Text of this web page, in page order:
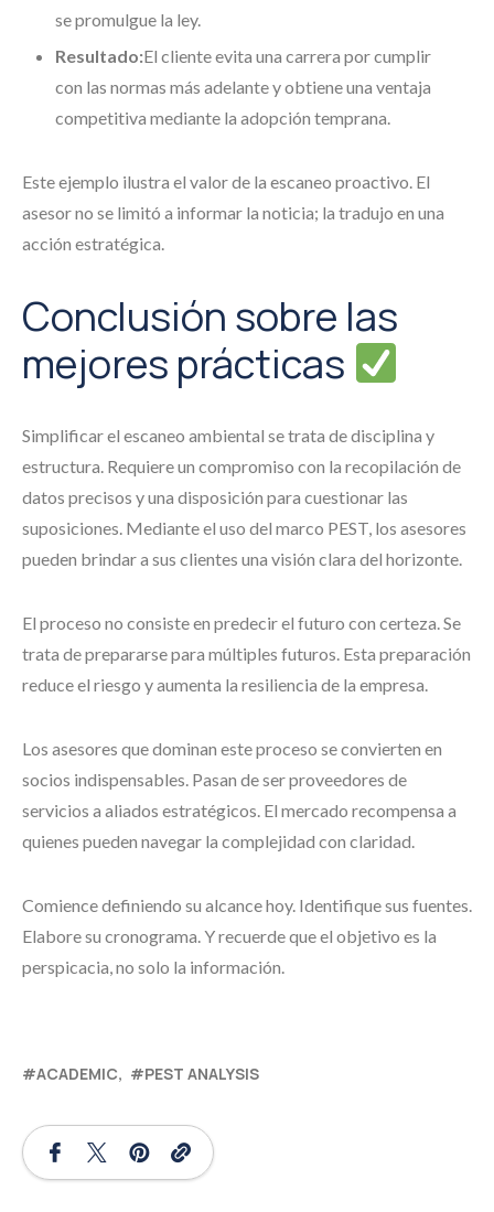
se promulgue la ley.
Resultado:El cliente evita una carrera por cumplir
con las normas más adelante y obtiene una ventaja
competitiva mediante la adopción temprana.
Este ejemplo ilustra el valor de la escaneo proactivo. El
asesor no se limitó a informar la noticia; la tradujo en una
acción estratégica.
Conclusión sobre las
mejores prácticas
Simplificar el escaneo ambiental se trata de disciplina y
estructura. Requiere un compromiso con la recopilación de
datos precisos y una disposición para cuestionar las
suposiciones. Mediante el uso del marco PEST, los asesores
pueden brindar a sus clientes una visión clara del horizonte.
El proceso no consiste en predecir el futuro con certeza. Se
trata de prepararse para múltiples futuros. Esta preparación
reduce el riesgo y aumenta la resiliencia de la empresa.
Los asesores que dominan este proceso se convierten en
socios indispensables. Pasan de ser proveedores de
servicios a aliados estratégicos. El mercado recompensa a
quienes pueden navegar la complejidad con claridad.
Comience definiendo su alcance hoy. Identifique sus fuentes.
Elabore su cronograma. Y recuerde que el objetivo es la
perspicacia, no solo la información.
ACADEMIC PEST ANALYSIS